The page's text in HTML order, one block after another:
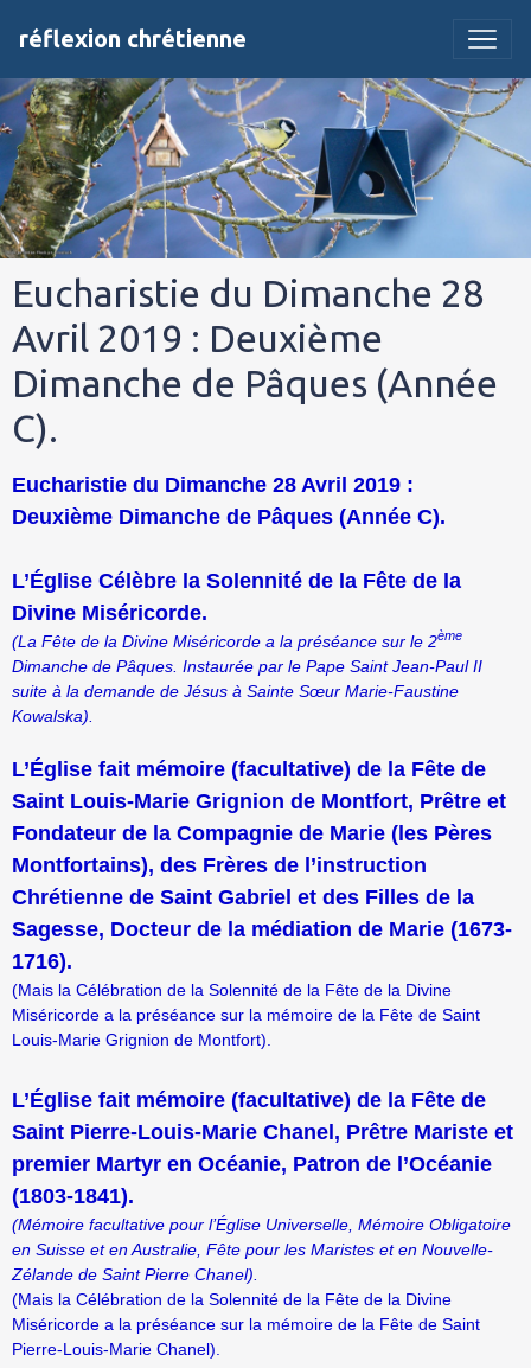
réflexion chrétienne
Eucharistie du Dimanche 28
Avril 2019 : Deuxième
Dimanche de Pâques (Année
C).
Eucharistie du Dimanche 28 Avril 2019 :
Deuxième Dimanche de Pâques (Année C).
L’Église Célèbre la Solennité de la Fête de la
Divine Miséricorde.
(La Fête de la Divine Miséricorde a la préséance sur le 2ème
Dimanche de Pâques. Instaurée par le Pape Saint Jean-Paul II
suite à la demande de Jésus à Sainte Sœur Marie-Faustine
Kowalska).
L’Église fait mémoire (facultative) de la Fête de
Saint Louis-Marie Grignion de Montfort, Prêtre et
Fondateur de la Compagnie de Marie (les Pères
Montfortains), des Frères de l’instruction
Chrétienne de Saint Gabriel et des Filles de la
Sagesse, Docteur de la médiation de Marie (1673-
1716).
(Mais la Célébration de la Solennité de la Fête de la Divine
Miséricorde a la préséance sur la mémoire de la Fête de Saint
Louis-Marie Grignion de Montfort).
L’Église fait mémoire (facultative) de la Fête de
Saint Pierre-Louis-Marie Chanel, Prêtre Mariste et
premier Martyr en Océanie, Patron de l’Océanie
(1803-1841).
(Mémoire facultative pour l’Église Universelle, Mémoire Obligatoire
en Suisse et en Australie, Fête pour les Maristes et en Nouvelle-
Zélande de Saint Pierre Chanel).
(Mais la Célébration de la Solennité de la Fête de la Divine
Miséricorde a la préséance sur la mémoire de la Fête de Saint
Pierre-Louis-Marie Chanel).